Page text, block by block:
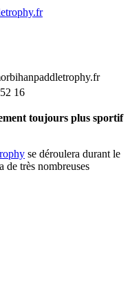
16
toujours plus sportif
se déroulera durant le
de très nombreuses